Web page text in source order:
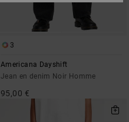
3
Americana Dayshift
Jean en denim Noir Homme
95,00 €